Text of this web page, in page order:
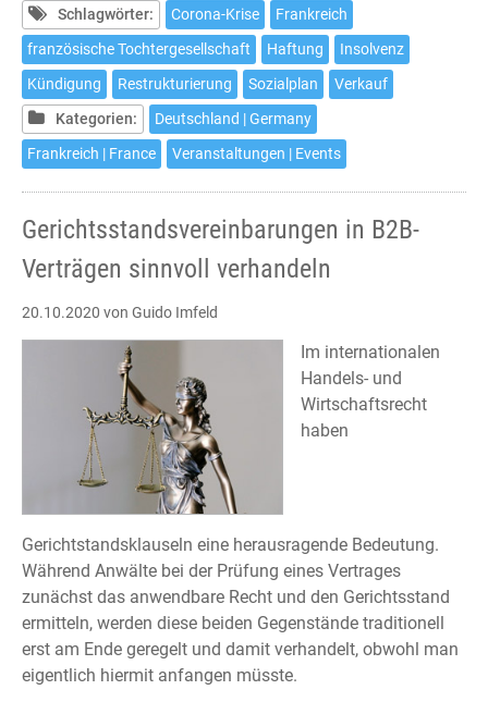
französische
Tochtergesellschaft
in
der
Krise
Schlagwörter: Corona-Krise
Frankreich
französische Tochtergesellschaft
Haftung
Insolvenz
Kündigung
Restrukturierung Sozialplan
Verkauf
Kategorien:
Deutschland | Germany
Frankreich | France
Veranstaltungen | Events
Gerichtsstandsvereinbarungen in B2B-
Verträgen sinnvoll verhandeln
20.10.2020 von Guido Imfeld
Im internationalen
Handels- und
Wirtschaftsrecht
haben
Gerichtstandsklauseln eine herausragende Bedeutung.
Während Anwälte bei der Prüfung eines Vertrages
zunächst das anwendbare Recht und den Gerichtsstand
ermitteln, werden diese beiden Gegenstände traditionell
erst am Ende geregelt und damit verhandelt, obwohl man
eigentlich hiermit anfangen müsste.